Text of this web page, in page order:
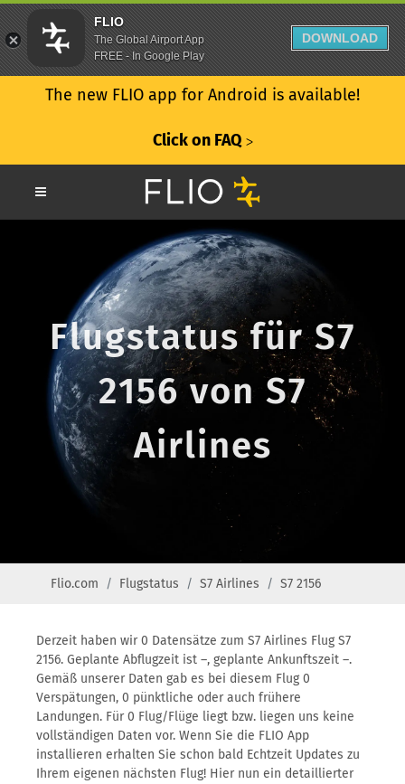
The new FLIO app for Android is available!
Click on FAQ ᐳ
Flugstatus für S7
2156 von S7
Airlines
Flio.com Flugstatus S7 Airlines S7 2156
Derzeit haben wir 0 Datensätze zum S7 Airlines Flug S7
2156. Geplante Abflugzeit ist –, geplante Ankunftszeit –.
Gemäß unserer Daten gab es bei diesem Flug 0
Verspätungen, 0 pünktliche oder auch frühere
Landungen. Für 0 Flug/Flüge liegt bzw. liegen uns keine
vollständigen Daten vor. Wenn Sie die FLIO App
installieren erhalten Sie schon bald Echtzeit Updates zu
Ihrem eigenen nächsten Flug! Hier nun ein detaillierter
FLIO
The Global Airport App
FREE - In Google Play
DOWNLOAD